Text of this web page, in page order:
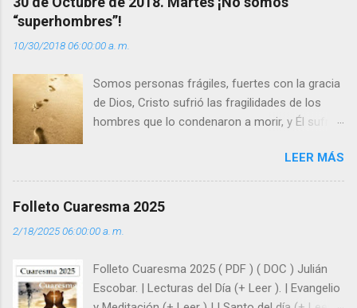
r
i
o
s
“superhombres”!
10/30/2018 06:00:00 a. m.
Somos personas frágiles, fuertes con la gracia
de Dios, Cristo sufrió las fragilidades de los
hombres que lo condenaron a morir, y Él sufrió
enseña Jesucristo? Que, si seguimos sus
huellas, sin ser superhombres, podemos
siempre está pendiente de nosotros. Amar es
y protegidos por nosotros. “ Señor, soy un
árbol sin frutos, pero tú me das la savia para
LEER MÁS
Folleto Cuaresma 2025
2/18/2025 06:00:00 a. m.
Folleto Cuaresma 2025 ( PDF ) ( DOC ) Julián
Escobar. | Lecturas del Día (+ Leer ). | Evangelio